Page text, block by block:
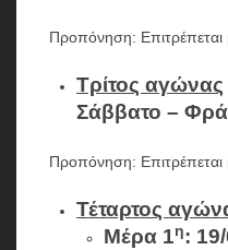
Προπόνηση: Επιτρέπεται
Τρίτος αγώνας
Σάββατο –
Προπόνηση: Επιτρέπεται
Τέταρτος
Μέρα 1η: